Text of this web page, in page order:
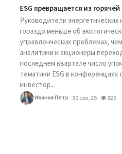
ESG превращается из
Руководители энергетических
гораздо меньше об
управленческих проблемах,
аналитики и акционеры
последнем квартале число
тематики ESG в конференциях
инвестор...
Иванов Петр 30 сен, 25 829